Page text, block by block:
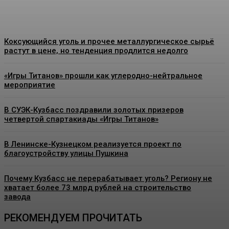
Коксующийся уголь и прочее металлургическое сырьё
растут в цене, но тенденция продлится недолго
«Игры Титанов» прошли как углеродно-нейтральное
мероприятие
В СУЭК-Кузбасс поздравили золотых призеров
четвертой спартакиады «Игры Титанов»
В Ленинске-Кузнецком реализуется проект по
благоустройству улицы Пушкина
Почему Кузбасс не перерабатывает уголь? Региону не
хватает более 73 млрд рублей на строительство
завода
РЕКОМЕНДУЕМ ПРОЧИТАТЬ